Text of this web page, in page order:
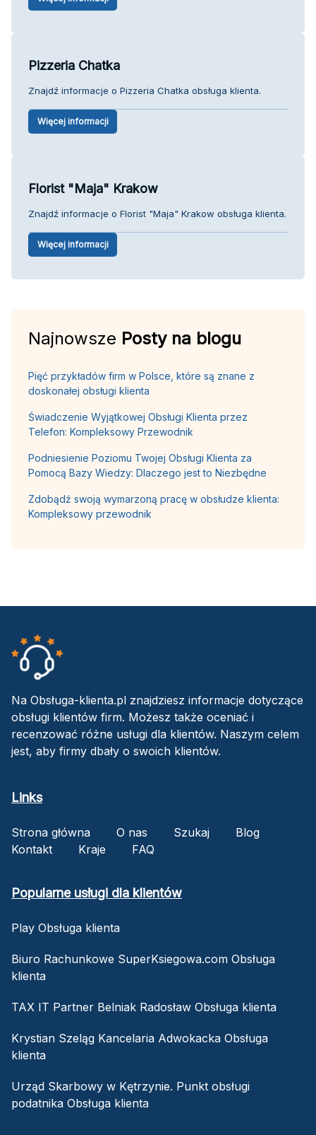
Pizzeria Chatka
Znajdź informacje o Pizzeria Chatka obsługa klienta.
Więcej informacji
Florist "Maja" Krakow
Znajdź informacje o Florist "Maja" Krakow obsługa klienta.
Więcej informacji
Najnowsze Posty na blogu
Pięć przykładów firm w Polsce, które są znane z
doskonałej obsługi klienta
Świadczenie Wyjątkowej Obsługi Klienta przez
Telefon: Kompleksowy Przewodnik
Podniesienie Poziomu Twojej Obsługi Klienta za
Pomocą Bazy Wiedzy: Dlaczego jest to Niezbędne
Zdobądź swoją wymarzoną pracę w obsłudze klienta:
Kompleksowy przewodnik
Na Obsługa-klienta.pl znajdziesz informacje dotyczące
obsługi klientów firm. Możesz także oceniać i
recenzować różne usługi dla klientów. Naszym celem
jest, aby firmy dbały o swoich klientów.
Links
Strona główna O nas Szukaj
Blog
Kontakt
Kraje FAQ
Popularne usługi dla klientów
Play Obsługa klienta
Biuro Rachunkowe SuperKsiegowa.com Obsługa
klienta
TAX IT Partner Belniak Radosław Obsługa klienta
Krystian Szeląg Kancelaria Adwokacka Obsługa
klienta
Urząd Skarbowy w Kętrzynie. Punkt obsługi
podatnika Obsługa klienta